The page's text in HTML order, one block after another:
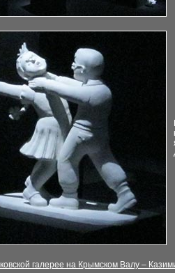
галерее на Крымском Валу –